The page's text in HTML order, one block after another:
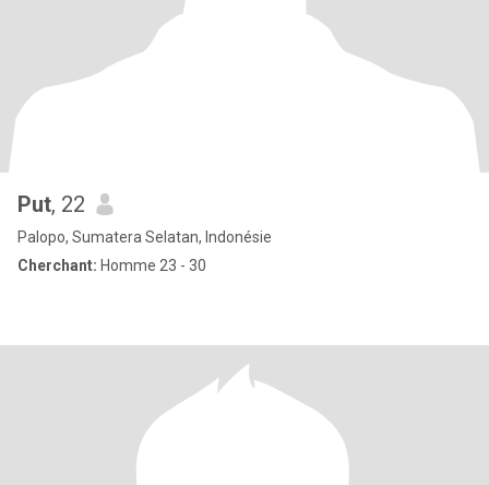
Put, 22
Palopo, Sumatera Selatan, Indonésie
Cherchant: Homme 23 - 30